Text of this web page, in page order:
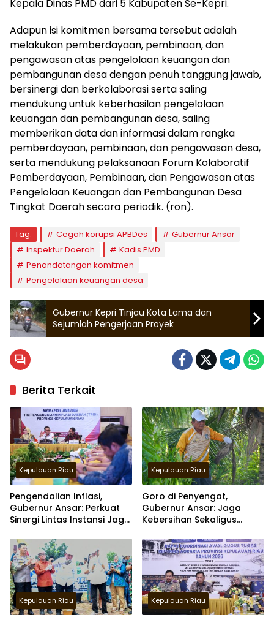
Kepala Dinas PMD dari 5 Kabupaten Se-Kepri.
Adapun isi komitmen bersama tersebut adalah
melakukan pemberdayaan, pembinaan, dan
pengawasan atas pengelolaan keuangan dan
pembangunan desa dengan penuh tanggung jawab,
bersinergi dan berkolaborasi serta saling
mendukung untuk keberhasilan pengelolaan
keuangan dan pembangunan desa, saling
memberikan data dan informasi dalam rangka
pemberdayaan, pembinaan, dan pengawasan desa,
serta mendukung pelaksanaan Forum Kolaboratif
Pemberdayaan, Pembinaan, dan Pengawasan atas
Pengelolaan Keuangan dan Pembangunan Desa
Tingkat Daerah secara periodik. (ron).
Tag: Cegah korupsi APBDes
Gubernur Ansar
Inspektur Daerah
Kadis PMD
Penandatangan komitmen
Pengelolaan keuangan desa
Gubernur Kepri Tinjau Kota Lama dan
Sejumlah Pengerjaan Proyek
Berita Terkait
Kepulauan Riau
Pengendalian Inflasi,
Gubernur Ansar: Perkuat
Sinergi Lintas Instansi Jaga
Kepulauan Riau
Goro di Penyengat,
Gubernur Ansar: Jaga
Kebersihan Sekaligus
bersejarah
Kepulauan Riau Kepulauan Riau